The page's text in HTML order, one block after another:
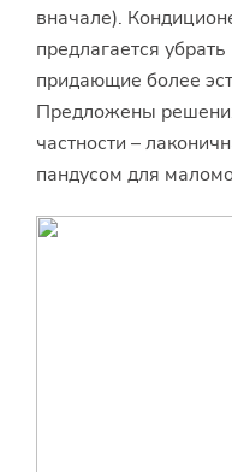
вначале).
предлагается
придающие более
Предложены
частности –
пандусом для